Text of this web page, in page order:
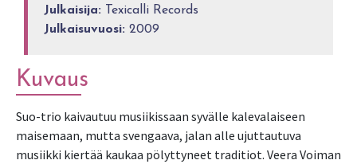
Julkaisija: Texicalli Records
Julkaisuvuosi: 2009
Kuvaus
Suo-trio kaivautuu musiikissaan syvälle kalevalaiseen
maisemaan, mutta svengaava, jalan alle ujuttautuva
musiikki kiertää kaukaa pölyttyneet traditiot. Veera Voiman